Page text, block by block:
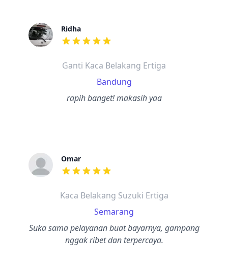
Ridha
dari ulasan adalah bintang lima
Ganti Kaca Belakang Ertiga
Bandung
rapih banget! makasih yaa
Omar
dari ulasan adalah bintang lima
Kaca Belakang Suzuki Ertiga
Semarang
Suka sama pelayanan buat bayarnya, gampang
nggak ribet dan terpercaya.